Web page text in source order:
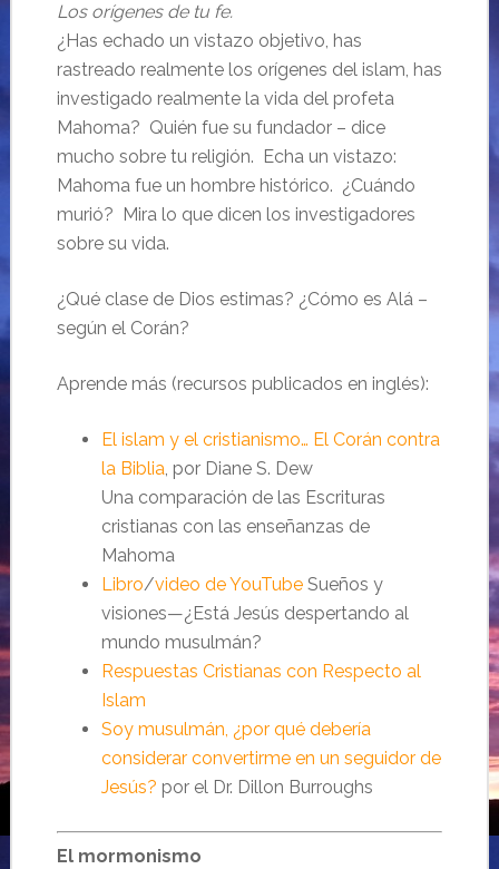
Los orígenes de tu fe.
¿Has echado un vistazo objetivo, has
rastreado realmente los orígenes del islam, has
investigado realmente la vida del profeta
Mahoma? Quién fue su fundador – dice
mucho sobre tu religión. Echa un vistazo:
Mahoma fue un hombre histórico. ¿Cuándo
murió? Mira lo que dicen los investigadores
sobre su vida.
¿Qué clase de Dios estimas? ¿Cómo es Alá –
según el Corán?
Aprende más (recursos publicados en inglés):
El islam y el cristianismo… El Corán contra
la Biblia, por Diane S. Dew
Una comparación de las Escrituras
cristianas con las enseñanzas de
Mahoma
Libro/video de YouTubeSueños y
visiones—¿Está Jesús despertando al
mundo musulmán?
Respuestas Cristianas con Respecto al
Islam
Soy musulmán, ¿por qué debería
considerar convertirme en un seguidor de
Jesús? por el Dr. Dillon Burroughs
El mormonismo